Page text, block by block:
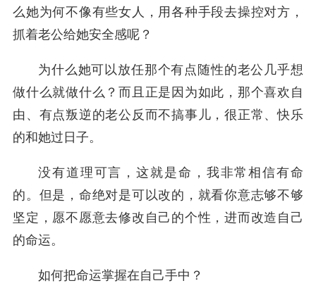
么她为何不像有些女人，用各种手段去操控对方，
抓着老公给她安全感呢？
为什么她可以放任那个有点随性的老公几乎想
做什么就做什么？而且正是因为如此，那个喜欢自
由、有点叛逆的老公反而不搞事儿，很正常、快乐
的和她过日子。
没有道理可言，这就是命，我非常相信有命
的。但是，命绝对是可以改的，就看你意志够不够
坚定，愿不愿意去修改自己的个性，进而改造自己
的命运。
如何把命运掌握在自己手中？